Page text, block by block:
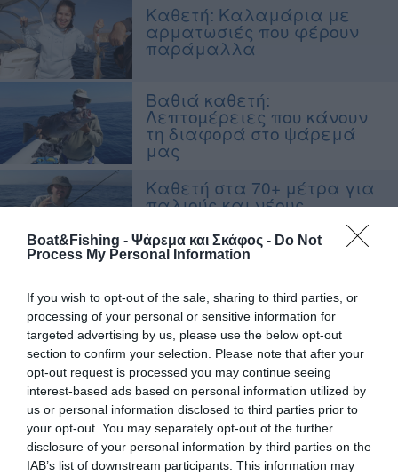
Boat&Fishing - Ψάρεμα και Σκάφος - Do Not
Process My Personal Information
If you wish to opt-out of the sale, sharing to third parties, or
processing of your personal or sensitive information for
targeted advertising by us, please use the below opt-out
section to confirm your selection. Please note that after your
opt-out request is processed you may continue seeing
interest-based ads based on personal information utilized by
us or personal information disclosed to third parties prior to
your opt-out. You may separately opt-out of the further
disclosure of your personal information by third parties on the
IAB’s list of downstream participants. This information may
Καθετή: Καλαμάρια με
αρματωσιές που φέρουν
παράμαλλα
Bαθιά καθετή:
Λεπτοµέρειες που κάνουν
τη διαφορά στο ψάρεμά
μας
Kαθετή στα 70+ μέτρα για
παλιούς και νέους
βαθιάς καθετής με
περιστραμμένους οδηγούς
(βίντεο)
Καθετή: Κατασκευή
αρματωσιάς
Βυθόμετρο και τεχνικές
ψαρέματος: Βαθιά καθετή